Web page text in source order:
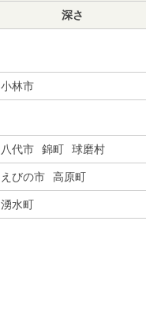
深さ
小林市
八代市 錦町 球磨村
えびの市 高原町
湧水町